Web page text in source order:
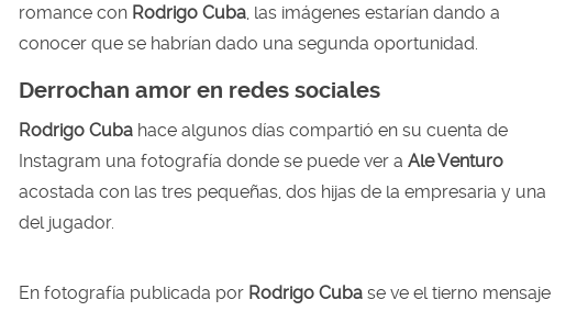
romance con Rodrigo Cuba , las imágenes estarían dando a
conocer que se habrían dado una segunda oportunidad.
Derrochan amor en redes sociales
Rodrigo Cuba hace algunos días compartió en su cuenta de
Instagram una fotografía donde se puede ver a Ale Venturo
acostada con las tres pequeñas, dos hijas de la empresaria y una
del jugador.
En fotografía publicada por Rodrigo Cuba se ve el tierno mensaje